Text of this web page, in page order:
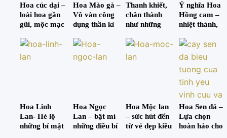
Hoa cúc dại –
loài hoa gần
gũi, mộc mạc
kém phần cao
quý
Hoa Mào gà –
Vô vàn công
dụng thần kì
ngoài giản dị
Thanh khiết,
chân thành
như những
hồng trắng
Ý nghĩa Hoa
Hồng cam –
nhiệt thành,
rực rỡ
Hoa Linh
Lan- Hé lộ
những bí mật
Hoa Ngọc
Lan – bật mí
những điều bí
Hoa Mộc lan
– sức hút đến
từ vẻ đẹp kiều
Hoa Sen đá –
Lựa chọn
hoàn hảo cho